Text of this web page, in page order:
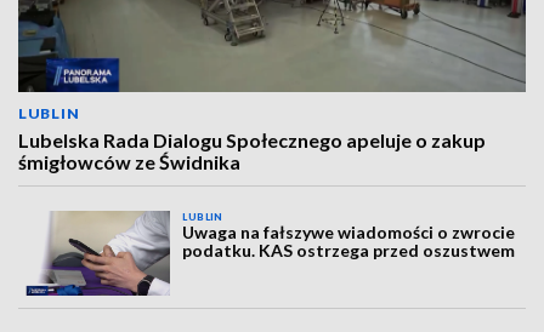
LUBLIN
Lubelska Rada Dialogu Społecznego apeluje o zakup
śmigłowców ze Świdnika
LUBLIN
Uwaga na fałszywe wiadomości o zwrocie
podatku. KAS ostrzega przed oszustwem